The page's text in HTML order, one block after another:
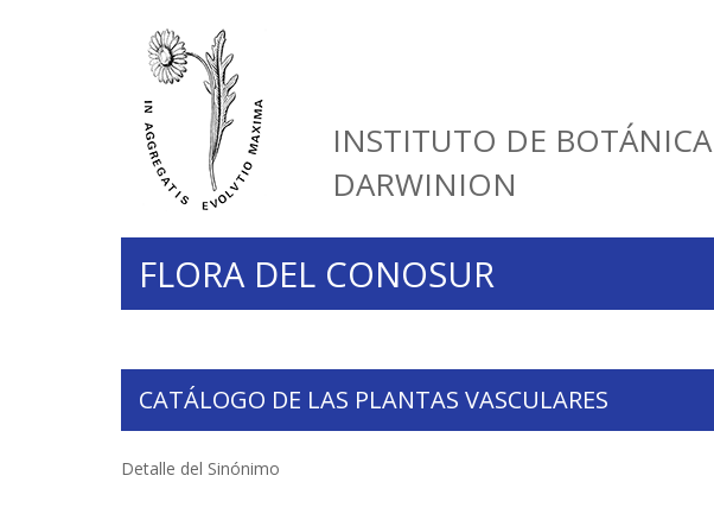
INSTITUTO DE BOTÁNICA
DARWINION
FLORA DEL CONOSUR
CATÁLOGO DE LAS PLANTAS VASCULARES
Detalle del Sinónimo